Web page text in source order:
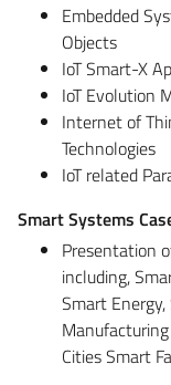
Embedded
Objects
IoT Smart-X
IoT Evolution
Internet of
Technologies
IoT related
Smart Systems
Presentation
including,
Smart
Cities Smart